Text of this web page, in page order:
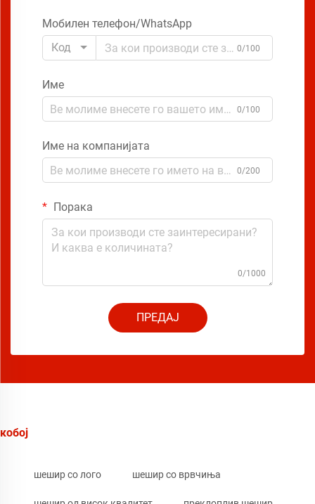
Мобилен телефон/WhatsApp
Код
0/100
Име
0/100
Име на компанијата
0/200
Порака
0/1000
ПРЕДАЈ
кобој
шешир со лого шешир со врвчиња